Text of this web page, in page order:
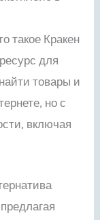
такое Кракен
для
товары и
но с
включая